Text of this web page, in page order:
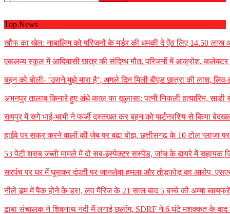
Top News
खौफ का खेल: नाबालिग को परिजनों के मर्डर की धमकी दे ऐंठ लिए 14.50 लाख
एकलव्य स्कूल में आदिवासी छात्र की संदिग्ध मौत, परिजनों में आक्रोश, कलेक्टर ने
बहन को बोली- ‘उसने मुझे मारा है’, अगले दिन मिली बीएड छात्रा की लाश,
अभनपुर तालाब किनारे हुए अंधे कत्ल का खुलासा: पत्नी निकली हत्यारिन, साड़ी
रायपुर में सगे भाई-भाभी ने फर्जी दस्तखत कर बहन को पार्टनरशिप से किया
हाईवे पर सफर करने वालों की जेब पर बढ़ा बोझ, छत्तीसगढ़ के 10 टोल प्लाजा
53 पेटी शराब जब्ती मामले में दो सब-इंस्पेक्टर सस्पेंड, जांच के दायरे में सहायक
सरपंच पर घर में घुसकर दंपती पर जानलेवा हमला और तोड़फोड़ का आरोप,
नीले ड्र्म में पैक होने के डर!, लव मैरिज के 21 साल बाद 5 बच्चे की अम्मा
ढाबा संचालक ने शिवनाथ नदी में लगाई छलांग, SDRF ने 6 घंटे मशक्कत के बाद